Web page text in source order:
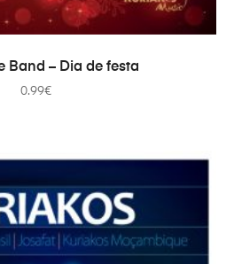
ADICIONAR
Band – Dia de festa
0.99€